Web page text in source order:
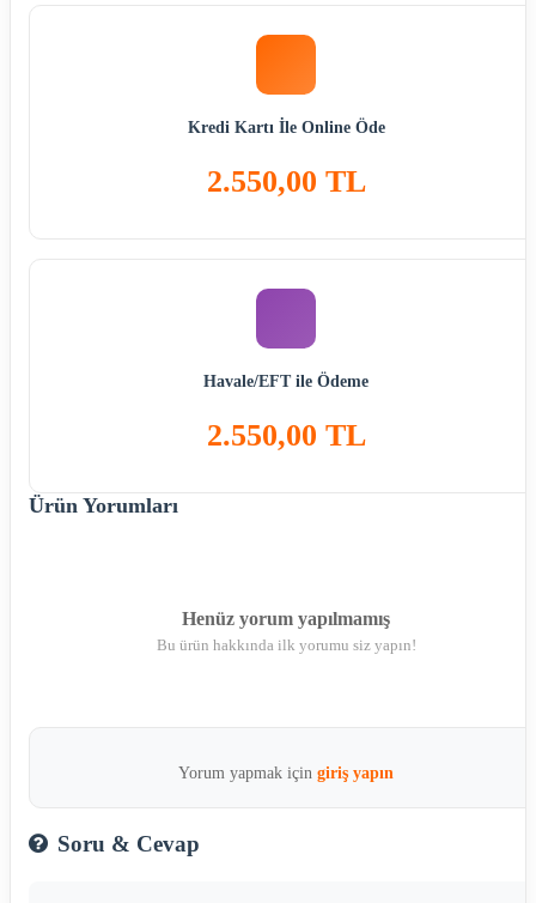
Kredi Kartı İle Online Öde
2.550,00 TL
Havale/EFT ile Ödeme
2.550,00 TL
Ürün Yorumları
Henüz yorum yapılmamış
Bu ürün hakkında ilk yorumu siz yapın!
Yorum yapmak için giriş yapın
Soru & Cevap